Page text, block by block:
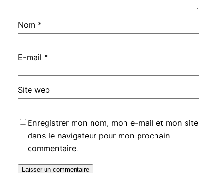
Nom *
E-mail *
Site web
Enregistrer mon nom, mon e-mail et mon site
dans le navigateur pour mon prochain
commentaire.